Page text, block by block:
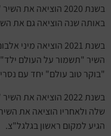
בשנת 2020 הוציאה את השיר "קוביות" יחד עם
באותה שנה הוציאה גם את
בשנת 2021 הוציאה
השיר "תשמור על העולם
"בוקר טוב עולם" יחד עם
בשנת 2022 הוציאה
שלה ולאחריו הוציאה את
הגיע למקום ראשון בגלגל"צ.